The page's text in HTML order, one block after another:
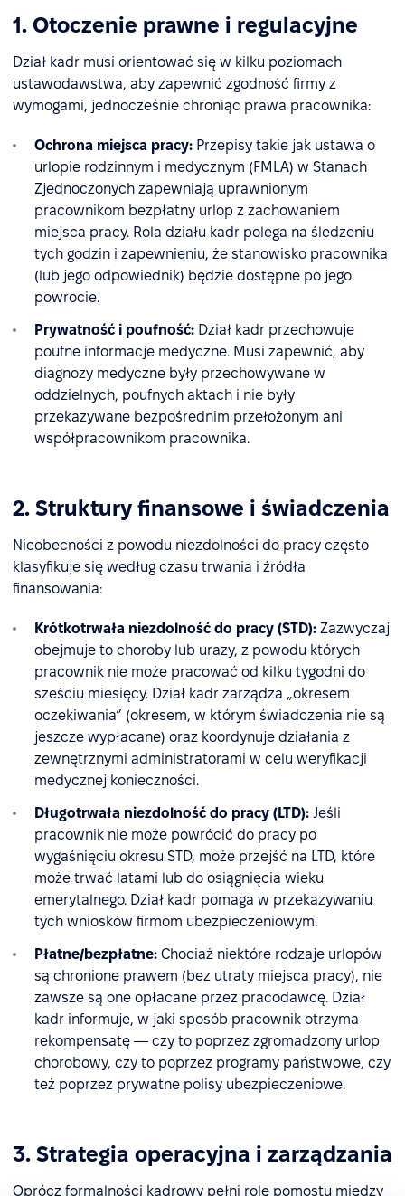
1. Otoczenie prawne i regulacyjne
Dział kadr musi orientować się w kilku poziomach
ustawodawstwa, aby zapewnić zgodność firmy z
wymogami, jednocześnie chroniąc prawa pracownika:
Ochrona miejsca pracy: Przepisy takie jak ustawa o
urlopie rodzinnym i medycznym (FMLA) w Stanach
Zjednoczonych zapewniają uprawnionym
pracownikom bezpłatny urlop z zachowaniem
miejsca pracy. Rola działu kadr polega na śledzeniu
tych godzin i zapewnieniu, że stanowisko pracownika
(lub jego odpowiednik) będzie dostępne po jego
powrocie.
Prywatność i poufność: Dział kadr przechowuje
poufne informacje medyczne. Musi zapewnić, aby
diagnozy medyczne były przechowywane w
oddzielnych, poufnych aktach i nie były
przekazywane bezpośrednim przełożonym ani
współpracownikom pracownika.
2. Struktury finansowe i świadczenia
Nieobecności z powodu niezdolności do pracy często
klasyfikuje się według czasu trwania i źródła
finansowania:
Krótkotrwała niezdolność do pracy (STD): Zazwyczaj
obejmuje to choroby lub urazy, z powodu których
pracownik nie może pracować od kilku tygodni do
sześciu miesięcy. Dział kadr zarządza „okresem
oczekiwania” (okresem, w którym świadczenia nie są
jeszcze wypłacane) oraz koordynuje działania z
zewnętrznymi administratorami w celu weryfikacji
medycznej konieczności.
Długotrwała niezdolność do pracy (LTD): Jeśli
pracownik nie może powrócić do pracy po
wygaśnięciu okresu STD, może przejść na LTD, które
może trwać latami lub do osiągnięcia wieku
emerytalnego. Dział kadr pomaga w przekazywaniu
tych wniosków firmom ubezpieczeniowym.
Płatne/bezpłatne: Chociaż niektóre rodzaje urlopów
są chronione prawem (bez utraty miejsca pracy), nie
zawsze są one opłacane przez pracodawcę. Dział
kadr informuje, w jaki sposób pracownik otrzyma
rekompensatę — czy to poprzez zgromadzony urlop
chorobowy, czy to poprzez programy państwowe, czy
też poprzez prywatne polisy ubezpieczeniowe.
3. Strategia operacyjna i zarządzania
Oprócz formalności kadrowy pełni rolę pomostu między